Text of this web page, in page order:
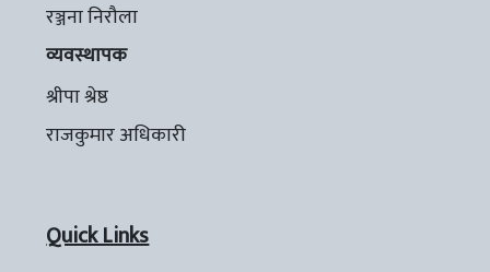
रञ्जना निरौला
व्यवस्थापक
श्रीपा श्रेष्ठ
राजकुमार अधिकारी
Quick Links